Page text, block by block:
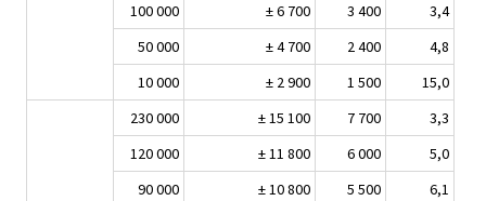
100 000
± 6 700 3 400
3,4
50 000
± 4 700 2 400
4,8
10 000
± 2 900 1 500 15,0
230 000 ± 15 100 7 700
3,3
120 000
± 11 800 6 000
5,0
90 000
± 10 800 5 500
6,1